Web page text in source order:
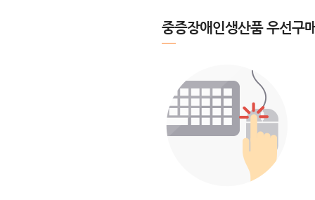
중증장애인생산품 우선구